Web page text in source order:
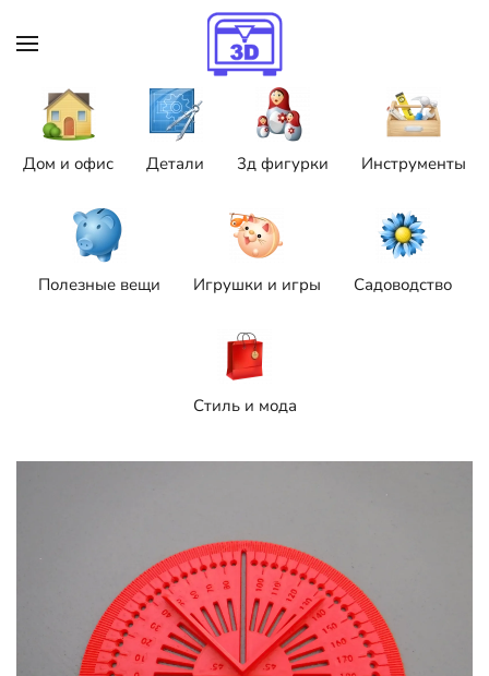
Skip to main content
Дом и офис Детали 3д фигурки Инструменты
Полезные вещи Игрушки и игры Садоводство
Стиль и мода